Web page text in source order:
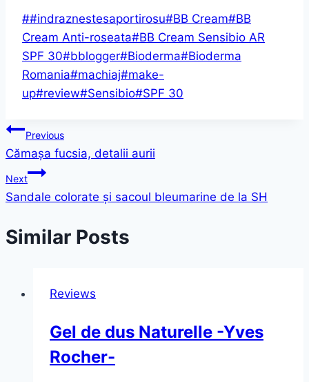
Post
Tags:
##indraznestesaportirosu#BB Cream#BB
Cream Anti-roseata#BB Cream Sensibio AR
SPF 30#bblogger#Bioderma#Bioderma
Romania#machiaj#make-
up#review#Sensibio#SPF 30
Post
navigation
Previous
Cămașa fucsia, detalii aurii
Next
Sandale colorate și sacoul bleumarine de la SH
Similar Posts
Reviews
Gel de dus Naturelle -Yves
Rocher-